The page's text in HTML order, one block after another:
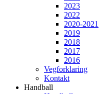
2023
2022
2020-2021
2019
2018
2017
2016
Vegforklaring
Kontakt
Handball